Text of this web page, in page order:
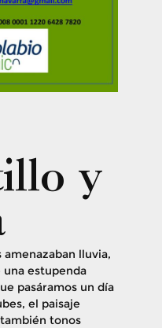
y
lluvia,
una estupenda
pasáramos un día
el paisaje
tonos